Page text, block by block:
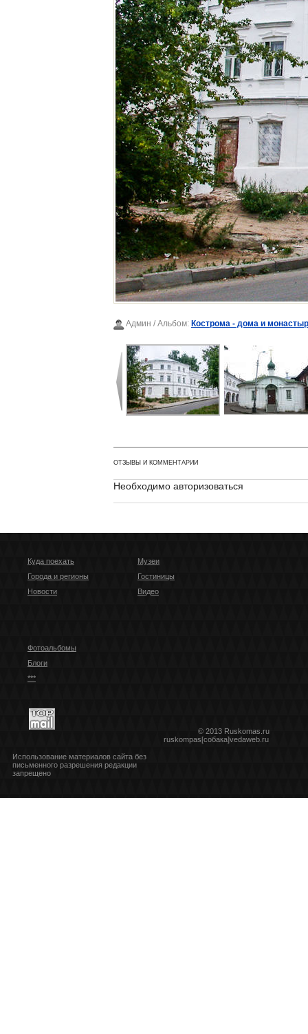
Админ / Альбом: Кострома - дома и
ОТЗЫВЫ И КОММЕНТАРИИ
Необходимо авторизоваться
Куда поехать
Города и регионы
Новости
Музеи
Гостиницы
Видео
Фотоальбомы
Блоги
***
© 2013 Ruskomas.ru
ruskompas[собака]vedaweb.ru
Использование материалов сайта без
письменного разрешения редакции
запрещено